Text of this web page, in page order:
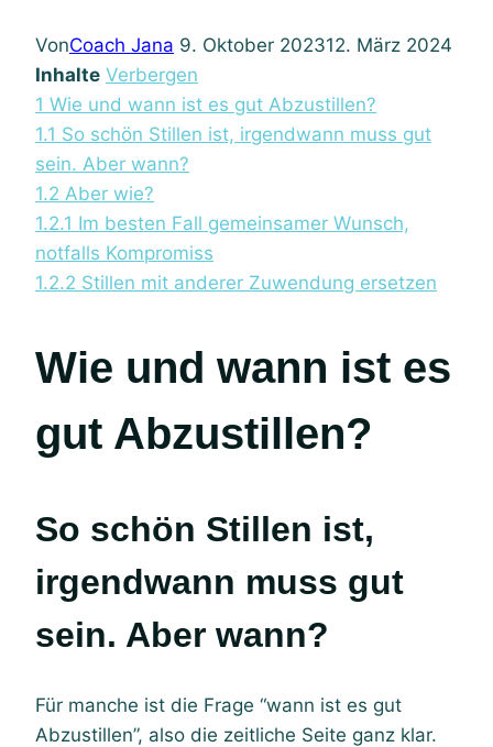
VonCoach Jana 9. Oktober 202312. März 2024
Inhalte Verbergen
1 Wie und wann ist es gut Abzustillen?
1.1 So schön Stillen ist, irgendwann muss gut
sein. Aber wann?
1.2 Aber wie?
1.2.1 Im besten Fall gemeinsamer Wunsch,
notfalls Kompromiss
1.2.2 Stillen mit anderer Zuwendung ersetzen
Wie und wann ist es
gut Abzustillen?
So schön Stillen ist,
irgendwann muss gut
sein. Aber wann?
Für manche ist die Frage “wann ist es gut
Abzustillen”, also die zeitliche Seite ganz klar.